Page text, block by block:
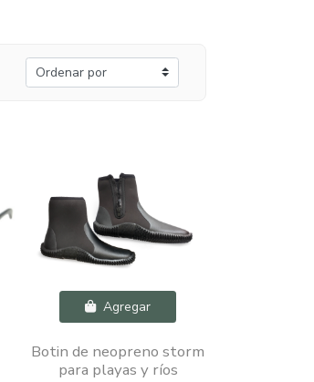
Agregar
Botin de neopreno storm
para playas y ríos